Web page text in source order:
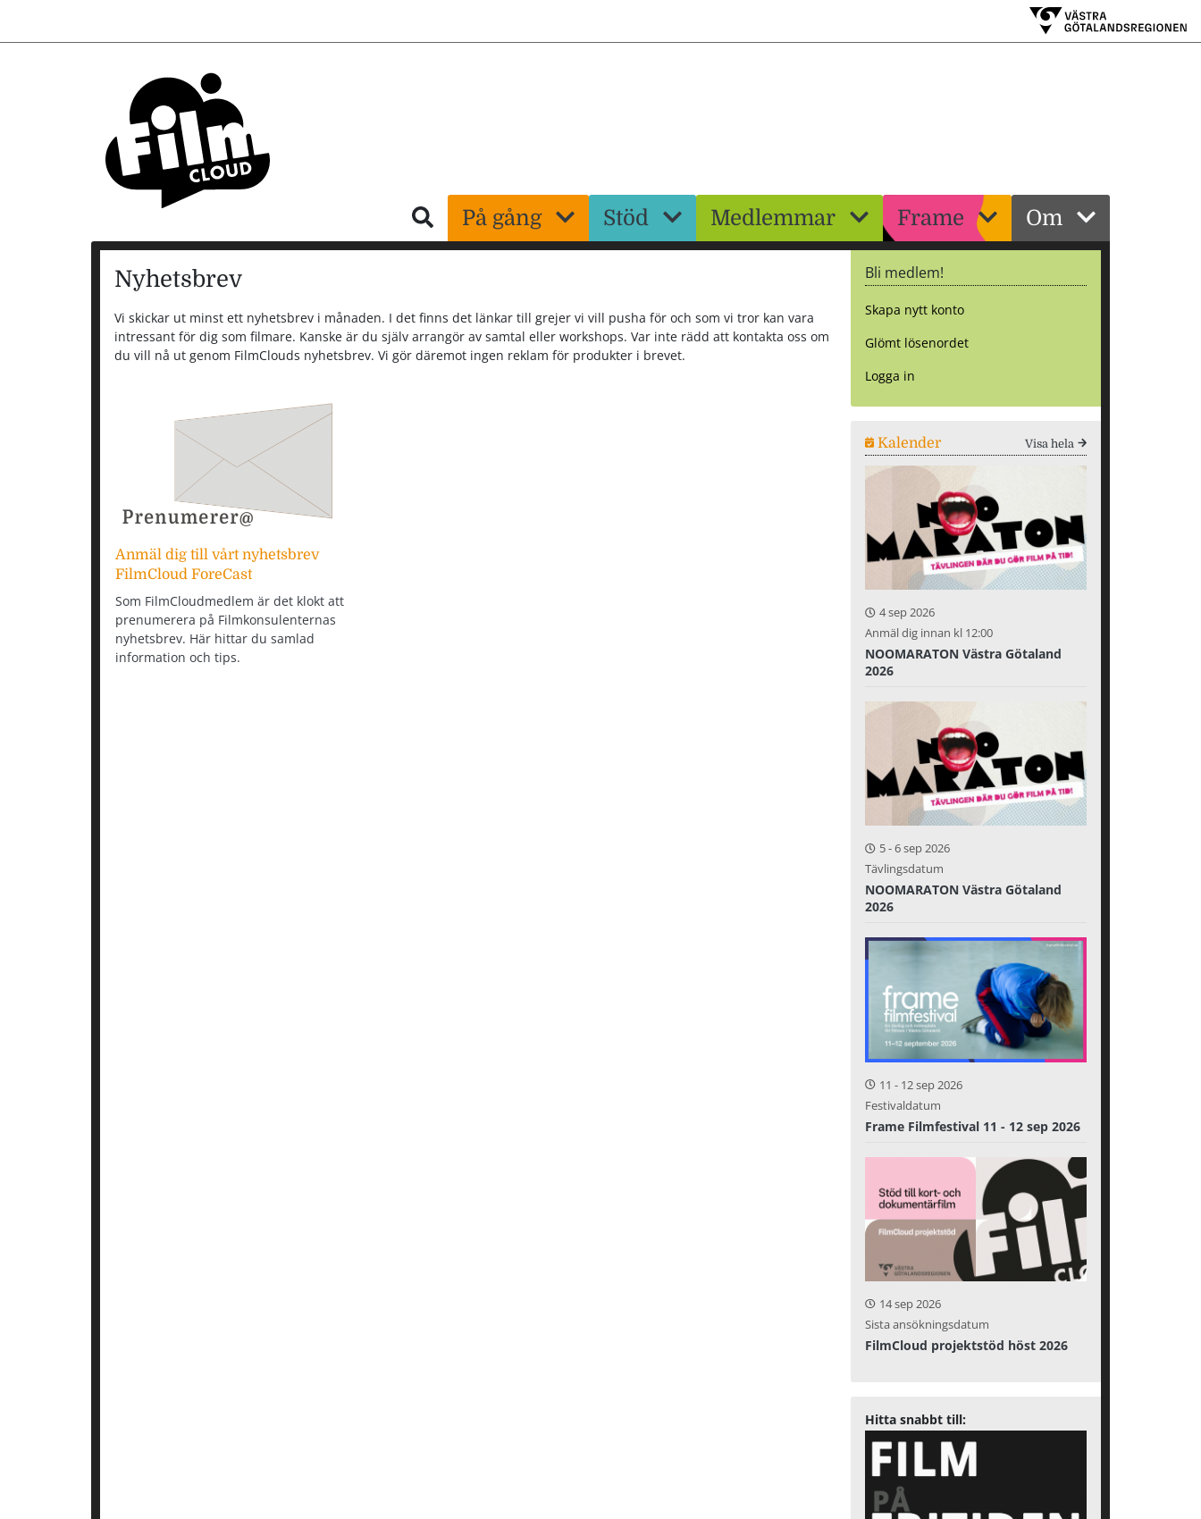
Huvudmeny SökPå gång Stöd Medlemmar Frame Om
Nyhetsbrev
Vi skickar ut minst ett nyhetsbrev i månaden. I det finns det länkar till grejer vi vill pusha för och som vi tror kan vara
intressant för dig som filmare. Kanske är du själv arrangör av samtal eller workshops. Var inte rädd att kontakta oss om
du vill nå ut genom FilmClouds nyhetsbrev. Vi gör däremot ingen reklam för produkter i brevet.
Anmäl dig till vårt nyhetsbrev
FilmCloud ForeCast
Som FilmCloudmedlem är det klokt att
prenumerera på Filmkonsulenternas
nyhetsbrev. Här hittar du samlad
information och tips.
Bli medlem!
Skapa nytt konto
Glömt lösenordet
Logga in
Kalender Visa hela
4 sep 2026
Anmäl dig innan kl 12:00
NOOMARATON Västra Götaland
2026
5-6 sep 2026
Tävlingsdatum
NOOMARATON Västra Götaland
2026
11 - 12 sep 2026
Festivaldatum
Frame Filmfestival 11 - 12 sep 2026
14 sep 2026
Sista ansökningsdatum
FilmCloud projektstöd höst 2026
Hitta snabbt till: